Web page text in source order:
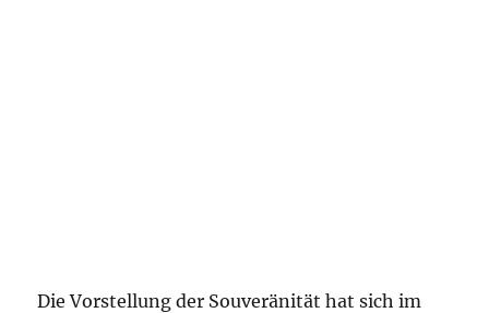
Die Vorstellung der Souveränität hat sich im